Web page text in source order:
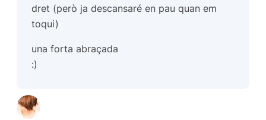
dret (però ja descansaré en pau quan em
toqui)
una forta abraçada
:)